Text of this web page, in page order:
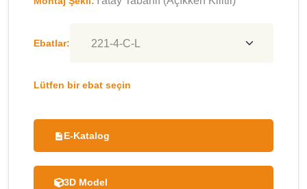
Ebatlar:
Lütfen bir ebat seçin
E-Katalog
3D Model